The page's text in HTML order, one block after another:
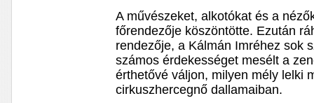
A művészeket, alkotókat és a
főrendezője köszöntötte. Ezután
rendezője, a Kálmán Imréhez sok
számos érdekességet mesélt a
érthetővé váljon, milyen mély lelki
cirkuszhercegnő dallamaiban.